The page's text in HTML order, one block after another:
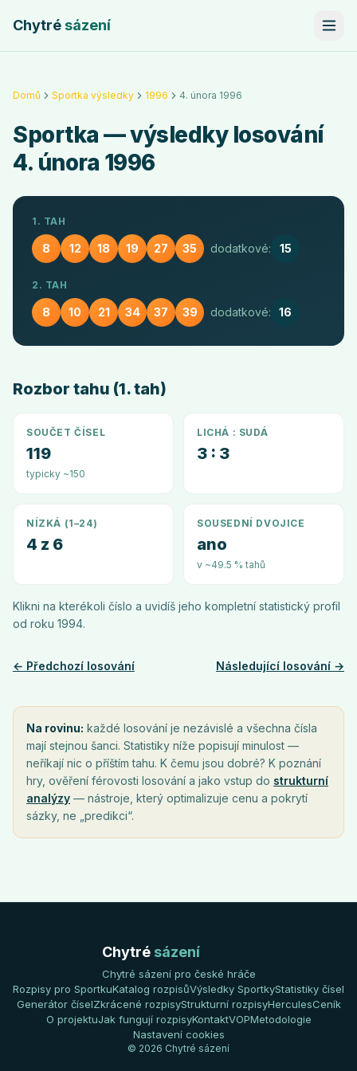
Chytrésázení
Domů Sportka výsledky 1996 4. února 1996
Sportka — výsledky losování
4. února 1996
1. TAH
8 12 18 19 27 35 dodatkové: 15
2. TAH
8 10 21 34 37 39 dodatkové: 16
Rozbor tahu (1. tah)
SOUČET ČÍSEL
119
typicky ~150
LICHÁ : SUDÁ
3 : 3
NÍZKÁ (1–24)
4 z 6
SOUSEDNÍ DVOJICE
ano
v ~49.5 % tahů
Klikni na kterékoli číslo a uvidíš jeho kompletní statistický profil
od roku 1994.
← Předchozí losování Následující losování →
Na rovinu: každé losování je nezávislé a všechna čísla
mají stejnou šanci. Statistiky níže popisují minulost —
neříkají nic o příštím tahu. K čemu jsou dobré? K poznání
hry, ověření férovosti losování a jako vstup do strukturní
analýzy — nástroje, který optimalizuje cenu a pokrytí
sázky, ne „predikci“.
Chytré sázení
Chytré sázení pro české hráče
Rozpisy pro SportkuKatalog rozpisůVýsledky SportkyStatistiky čísel
Generátor číselZkrácené rozpisyStrukturní rozpisyHerculesCeník
O projektuJak fungují rozpisyKontaktVOPMetodologie
Nastavení cookies
© 2026 Chytré sázení